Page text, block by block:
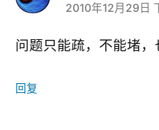
说：
2010年12月29日
问题只能疏，不能堵，
回复